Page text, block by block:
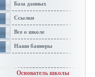
База данных
Ссылки
Все о школе
Наши баннеры
Основатель школы